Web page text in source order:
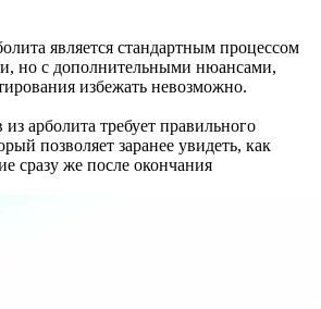
является стандартным процессом
но с дополнительными нюансами,
избежать невозможно.
арболита требует правильного
позволяет заранее увидеть, как
сразу же после окончания